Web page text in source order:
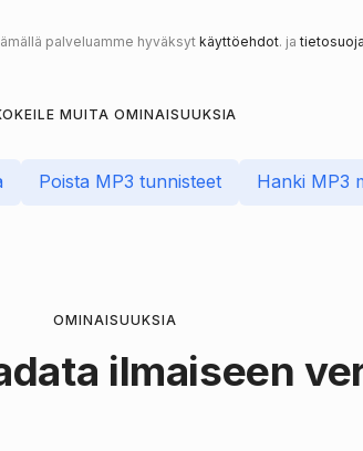
palveluamme hyväksytkäyttöehdot. ja
MUITA OMINAISUUKSIA
Poista MP3 tunnisteet Hanki MP3
OMINAISUUKSIA
ilmaiseen